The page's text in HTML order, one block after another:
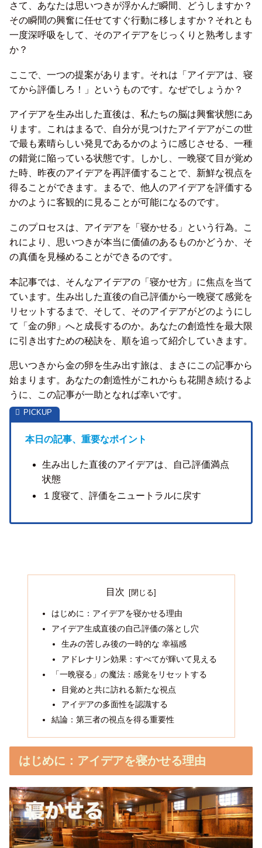
さて、あなたは思いつきが浮かんだ瞬間、どうしますか？
その瞬間の興奮に任せてすぐ行動に移しますか？それとも
一度深呼吸をして、そのアイデアをじっくりと熟考します
か？
ここで、一つの提案があります。それは「アイデアは、寝
てから評価しろ！」というものです。なぜでしょうか？
アイデアを生み出した直後は、私たちの脳は興奮状態にあ
ります。これはまるで、自分が見つけたアイデアがこの世
で最も素晴らしい発見であるかのように感じさせる、一種
の錯覚に陥っている状態です。しかし、一晩寝て目が覚め
た時、昨夜のアイデアを再評価することで、新鮮な視点を
得ることができます。まるで、他人のアイデアを評価する
かのように客観的に見ることが可能になるのです。
このプロセスは、アイデアを「寝かせる」という行為。こ
れにより、思いつきが本当に価値のあるものかどうか、そ
の真価を見極めることができるのです。
本記事では、そんなアイデアの「寝かせ方」に焦点を当て
ています。生み出した直後の自己評価から一晩寝て感覚を
リセットするまで、そして、そのアイデアがどのようにし
て「金の卵」へと成長するのか。あなたの創造性を最大限
に引き出すための秘訣を、順を追って紹介していきます。
思いつきから金の卵を生み出す旅は、まさにこの記事から
始まります。あなたの創造性がこれからも花開き続けるよ
うに、この記事が一助となれば幸いです。
本日の記事、重要なポイント
生み出した直後のアイデアは、自己評価満点
状態
１度寝て、評価をニュートラルに戻す
目次
はじめに：アイデアを寝かせる理由
アイデア生成直後の自己評価の落とし穴
生みの苦しみ後の一時的な 幸福感
アドレナリン効果：すべてが輝いて見える
「一晩寝る」の魔法：感覚をリセットする
目覚めと共に訪れる新たな視点
アイデアの多面性を認識する
結論：第三者の視点を得る重要性
はじめに：アイデアを寝かせる理由